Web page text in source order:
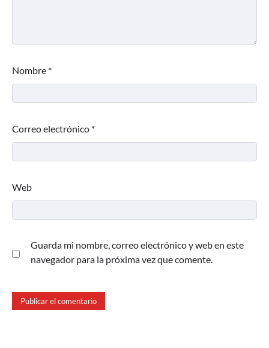
Nombre *
Correo electrónico *
Web
Guarda mi nombre, correo electrónico y web en este
navegador para la próxima vez que comente.